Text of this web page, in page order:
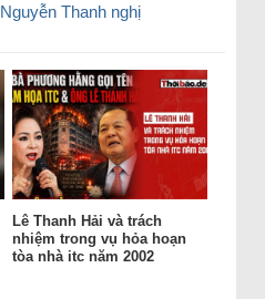
Nguyễn Thanh nghị
Lê Thanh Hải và trách
nhiệm trong vụ hỏa hoạn
tòa nhà itc năm 2002